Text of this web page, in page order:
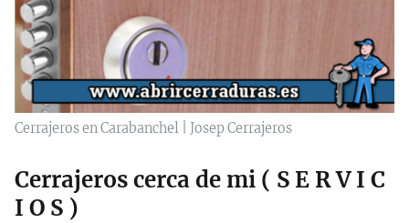
Cerrajeros en Carabanchel | Josep Cerrajeros
Cerrajeros cerca de mi ( S E R V I C
I O S )